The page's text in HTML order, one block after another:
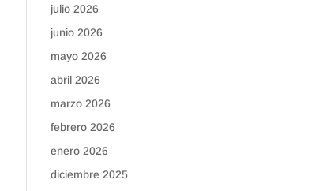
julio 2026
junio 2026
mayo 2026
abril 2026
marzo 2026
febrero 2026
enero 2026
diciembre 2025